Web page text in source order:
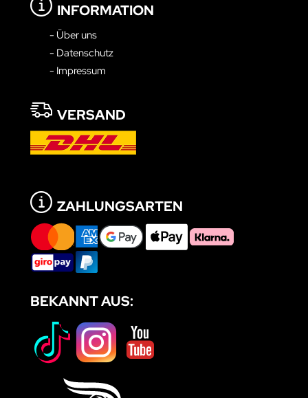
INFORMATION
- Über uns
- Datenschutz
- Impressum
VERSAND
ZAHLUNGSARTEN
BEKANNT AUS: